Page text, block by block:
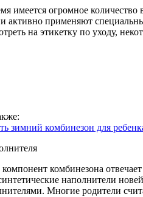
имеется огромное
активно применяют
на этикетку по уходу,
зимний комбинезон для
комбинезона
наполнители
Многие родители